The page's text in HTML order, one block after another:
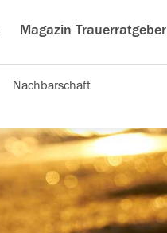
Magazin Trauerratgeber
Nachbarschaft